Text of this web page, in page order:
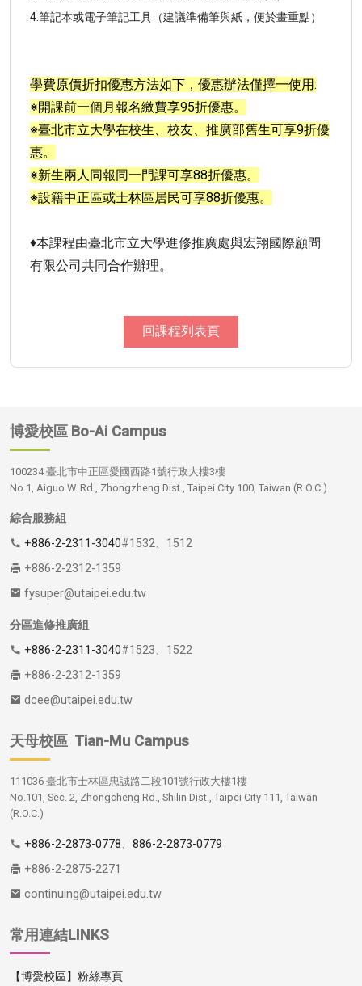
4.筆記本或電子筆記工具（建議準備筆與紙，便於畫重點）
學費原價折扣優惠方法如下，優惠辦法僅擇一使用:
※開課前一個月報名繳費享95折優惠。
※臺北市立大學在校生、校友、推廣部舊生可享9折優
惠。
※新生兩人同報同一門課可享88折優惠。
※設籍中正區或士林區居民可享88折優惠。
♦本課程由臺北市立大學進修推廣處與宏翔國際顧問
有限公司共同合作辦理。
回課程列表頁
博愛校區 Bo-Ai Campus
100234 臺北市中正區愛國西路1號行政大樓3樓
No.1, Aiguo W. Rd., Zhongzheng Dist., Taipei City 100, Taiwan (R.O.C.)
綜合服務組
+886-2-2311-3040#1532、1512
+886-2-2312-1359
fysuper@utaipei.edu.tw
分區進修推廣組
+886-2-2311-3040#1523、1522
+886-2-2312-1359
dcee@utaipei.edu.tw
天母校區 Tian-Mu Campus
111036 臺北市士林區忠誠路二段101號行政大樓1樓
No.101, Sec. 2, Zhongcheng Rd., Shilin Dist., Taipei City 111, Taiwan
(R.O.C.)
+886-2-2873-0778、 886-2-2873-0779
+886-2-2875-2271
continuing@utaipei.edu.tw
常用連結LINKS
【博愛校區】粉絲專頁